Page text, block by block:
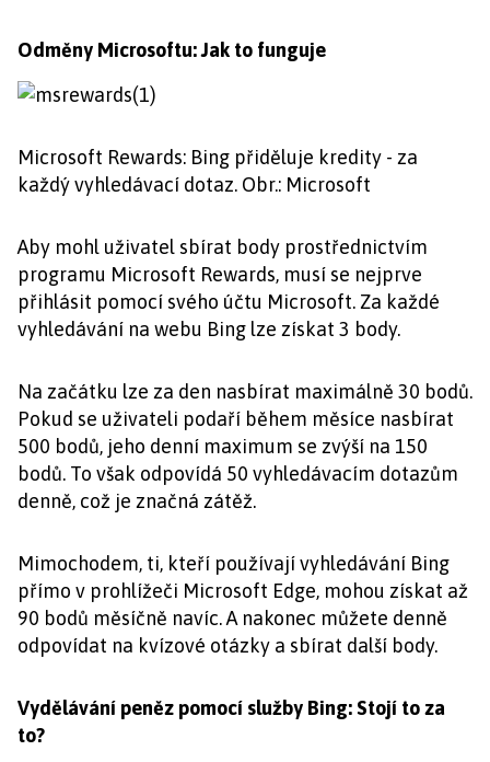
Odměny Microsoftu: Jak to funguje
Microsoft Rewards: Bing přiděluje kredity - za
každý vyhledávací dotaz. Obr.: Microsoft
Aby mohl uživatel sbírat body prostřednictvím
programu Microsoft Rewards, musí se nejprve
přihlásit pomocí svého účtu Microsoft. Za každé
vyhledávání na webu Bing lze získat 3 body.
Na začátku lze za den nasbírat maximálně 30 bodů.
Pokud se uživateli podaří během měsíce nasbírat
500 bodů, jeho denní maximum se zvýší na 150
bodů. To však odpovídá 50 vyhledávacím dotazům
denně, což je značná zátěž.
Mimochodem, ti, kteří používají vyhledávání Bing
přímo v prohlížeči Microsoft Edge, mohou získat až
90 bodů měsíčně navíc. A nakonec můžete denně
odpovídat na kvízové otázky a sbírat další body.
Vydělávání peněz pomocí služby Bing: Stojí to za
to?